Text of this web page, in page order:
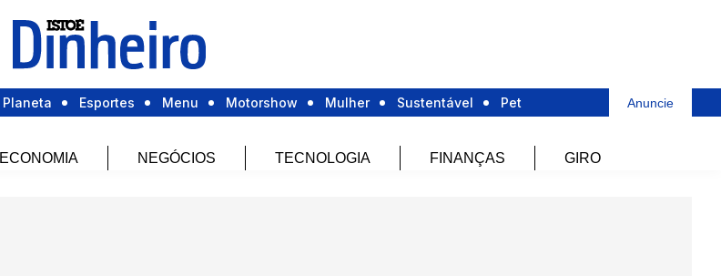
Planeta Esportes Menu Motorshow Mulher Sustentável Pet Anuncie
ECONOMIA NEGÓCIOS TECNOLOGIA FINANÇAS GIRO